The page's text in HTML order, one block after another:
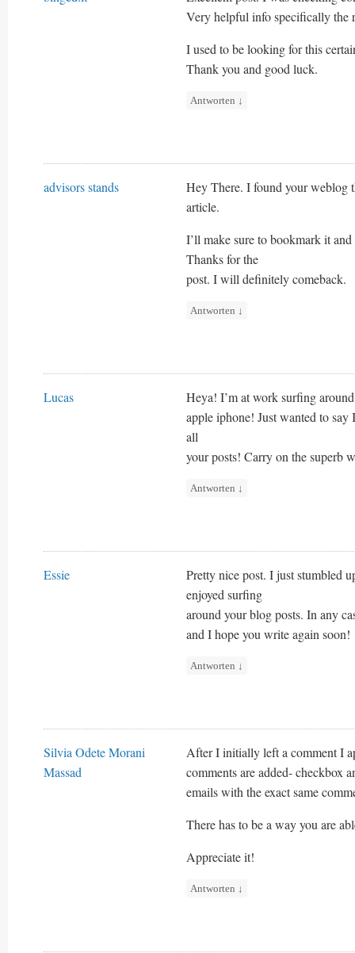
Very helpful info specifically the
I used to be looking for this
Thank you and good luck.
Antworten ↓
advisors stands
Hey There. I found your weblog
article.
I’ll make sure to bookmark it
Thanks for the
post. I will definitely comeback.
Antworten ↓
Lucas
Heya! I’m at work surfing
apple iphone! Just wanted to
all
your posts! Carry on the superb
Antworten ↓
Essie
Pretty nice post. I just stumbled
enjoyed surfing
around your blog posts. In any
and I hope you write again soon!
Antworten ↓
Silvia Odete Morani
Massad
After I initially left a comment I
comments are added- checkbox
emails with the exact same
There has to be a way you are
Appreciate it!
Antworten ↓